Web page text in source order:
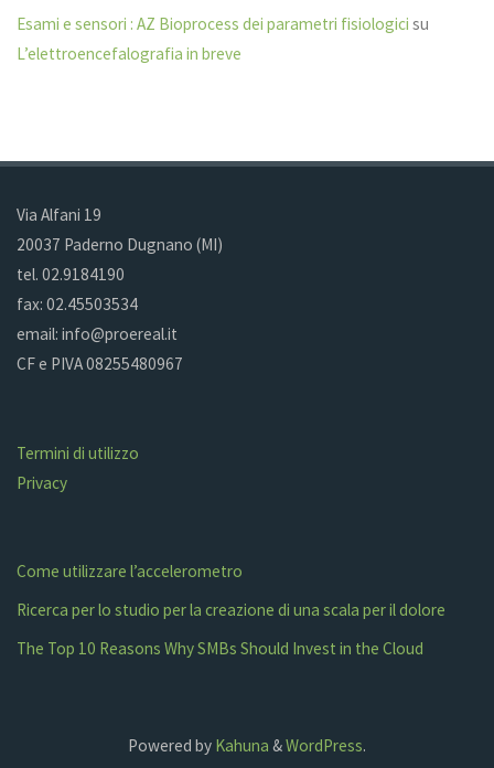
Esami e sensori : AZ Bioprocess dei parametri fisiologici su
L’elettroencefalografia in breve
Via Alfani 19
20037 Paderno Dugnano (MI)
tel. 02.9184190
fax: 02.45503534
email: info@proereal.it
CF e PIVA 08255480967
Termini di utilizzo
Privacy
Come utilizzare l’accelerometro
Ricerca per lo studio per la creazione di una scala per il dolore
The Top 10 Reasons Why SMBs Should Invest in the Cloud
Powered by Kahuna &WordPress.